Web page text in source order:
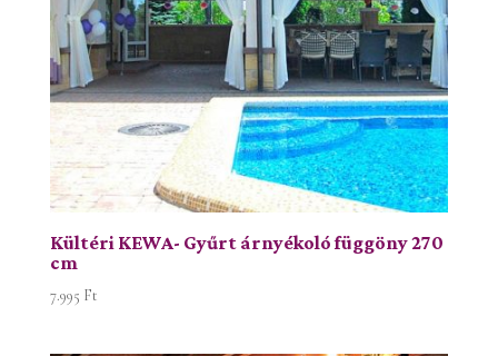
Kültéri KEWA- Gyűrt árnyékoló függöny 270
cm
7.995 Ft